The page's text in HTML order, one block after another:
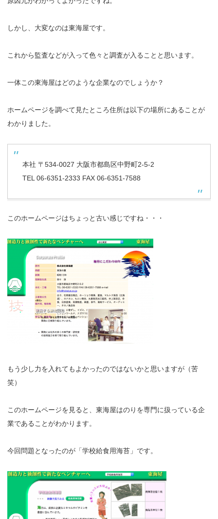
しかし、大変なのは東海屋です。
これから監査などが入って色々と調査が入ることと思います。
一体この東海屋はどのような企業なのでしょうか？
ホームページを調べて見たところ住所は以下の場所にあることが
わかりました。
本社 〒534-0027 大阪市都島区中野町2-5-2
TEL 06-6351-2333 FAX 06-6351-7588
このホームページはちょっと古い感じですね・・・
もう少し力を入れてもよかったのではないかと思いますが（苦
笑）
このホームページを見ると、東海屋はのりを専門に扱っている企
業であることがわかります。
今回問題となったのが「学校給食用海苔」です。